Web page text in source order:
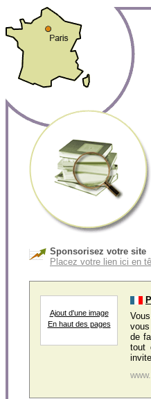
Sponsorisez votre site
Placez votre lien ici en
Ajout d'une image
En haut des pages
de
tout